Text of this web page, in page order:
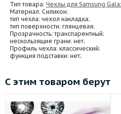
Тип товара: Чехлы для Samsung
Материал: Силикон;
тип чехла: чехол накладка;
тип поверхности: глянцевая;
Прозрачность: транспарентный;
нескользящие грани: нет;
Профиль чехла: классический;
функция подставки: нет;
С этим товаром берут